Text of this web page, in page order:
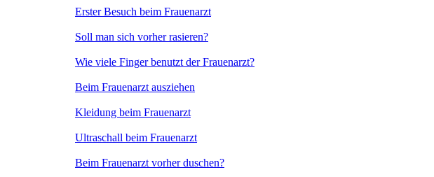
Erster Besuch beim Frauenarzt
Soll man sich vorher rasieren?
Wie viele Finger benutzt der Frauenarzt?
Beim Frauenarzt ausziehen
Kleidung beim Frauenarzt
Ultraschall beim Frauenarzt
Beim Frauenarzt vorher duschen?